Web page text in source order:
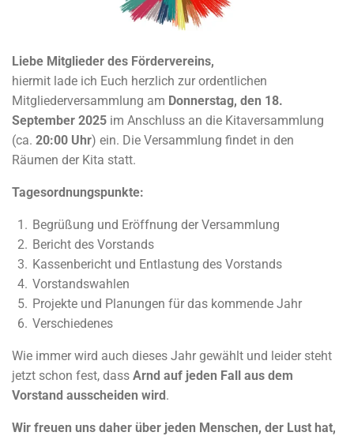
Liebe Mitglieder des Fördervereins,
hiermit lade ich Euch herzlich zur ordentlichen
Mitgliederversammlung am Donnerstag, den 18.
September 2025 im Anschluss an die Kitaversammlung
(ca. 20:00 Uhr) ein. Die Versammlung findet in den
Räumen der Kita statt.
Tagesordnungspunkte:
Begrüßung und Eröffnung der Versammlung
Bericht des Vorstands
Kassenbericht und Entlastung des Vorstands
Vorstandswahlen
Projekte und Planungen für das kommende Jahr
Verschiedenes
Wie immer wird auch dieses Jahr gewählt und leider steht
jetzt schon fest, dass Arnd auf jeden Fall aus dem
Vorstand ausscheiden wird.
Wir freuen uns daher über jeden Menschen, der Lust hat,